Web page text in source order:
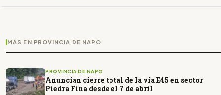
MÁS EN PROVINCIA DE NAPO
PROVINCIA DE NAPO
Anuncian cierre total de la vía E45 en sector
Piedra Fina desde el 7 de abril